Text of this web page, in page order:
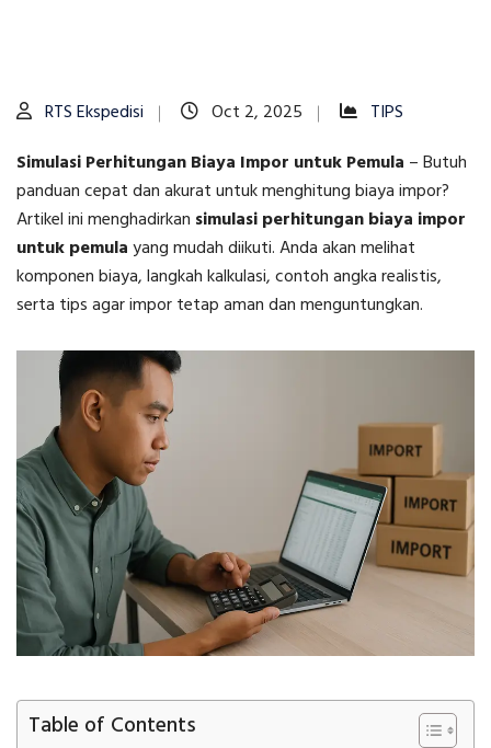
RTS Ekspedisi Oct 2, 2025
TIPS
Simulasi Perhitungan Biaya Impor untuk Pemula –Butuh
panduan cepat dan akurat untuk menghitung biaya impor?
Artikel ini menghadirkan simulasi perhitungan biaya impor
untuk pemulayang mudah diikuti. Anda akan melihat
komponen biaya, langkah kalkulasi, contoh angka realistis,
serta tips agar impor tetap aman dan menguntungkan.
Table of Contents